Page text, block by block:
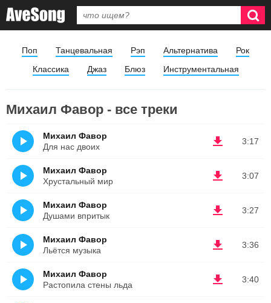
Поп Танцевальная Рэп Альтернатива
Рок
Классика
Джаз Блюз Инструментальная
Михаил Фавор - все треки
3:17
Михаил Фавор
Для нас двоих
3:07
Михаил Фавор
Хрустальный мир
3:27
Михаил Фавор
Душами впритык
3:36
Михаил Фавор
Льётся музыка
3:40
Михаил Фавор
Растопила стены льда